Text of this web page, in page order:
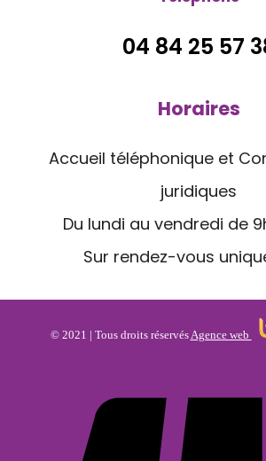
04 84 25 57
Horaires
Accueil téléphonique et
juridiques
Du lundi au vendredi de
Sur rendez-vous
© 2021 | Tous droits réservésAgence web